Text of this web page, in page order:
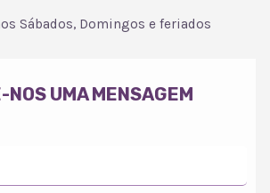
Sábados, Domingos e feriados
NOS UMA MENSAGEM